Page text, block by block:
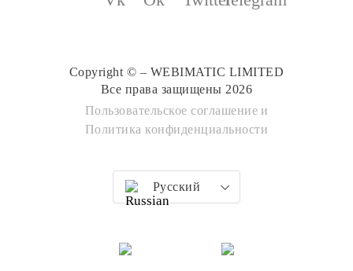
Copyright © – WEBIMATIC LIMITED
Все права защищены 2026
Пользовательское соглашение и
Политика конфиденциальности
Русский